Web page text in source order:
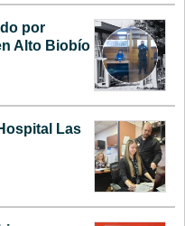
por
Alto Biobío
Las